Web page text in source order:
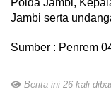
Polda Jambi,
Jambi serta
Sumber : Penrem
Berita ini 26 kali